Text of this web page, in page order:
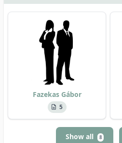
Fazekas Gábor
5
Show all 8